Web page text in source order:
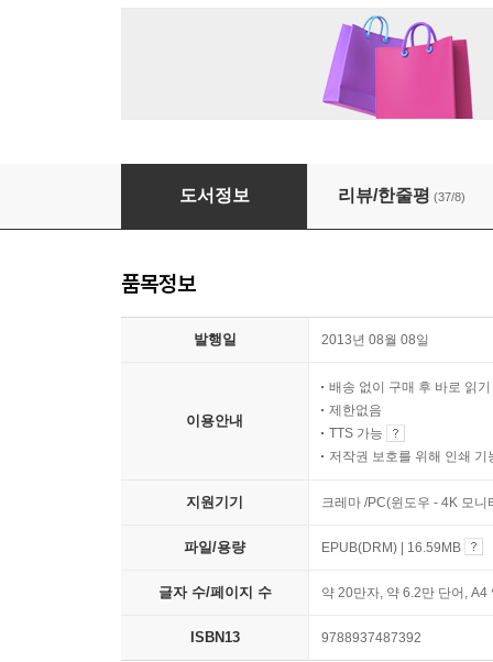
삼국지 1
도서정보 리뷰/한줄평 (37/8)
품목정보
발행일 2013년 08월 08일
이용안내
배송 없이 구매 후 바로 읽기
제한없음
TTS 가능
저작권 보호를 위해 인쇄 기
지원기기 크레마 /PC(윈도우 - 4K 모
파일/용량 EPUB(DRM) | 16.59MB
글자 수/페이지 수 약 20만자, 약 6.2만 단어,
ISBN13 9788937487392